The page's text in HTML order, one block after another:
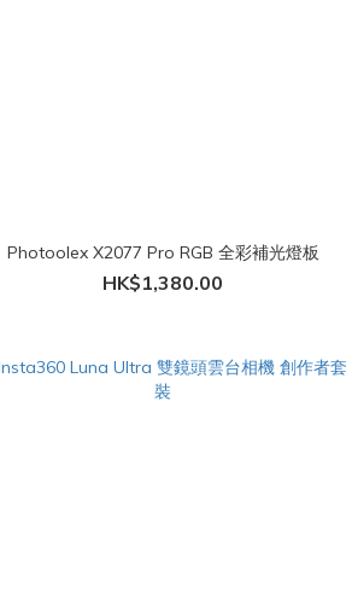
Photoolex X2077 Pro RGB 全彩補光燈板
HK$1,380.00